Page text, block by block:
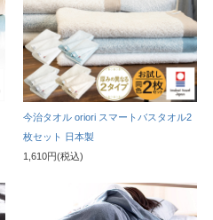
今治タオル oriori スマートバスタオル2
枚セット 日本製
1,610円(税込)